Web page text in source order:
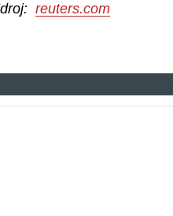
reuters.com